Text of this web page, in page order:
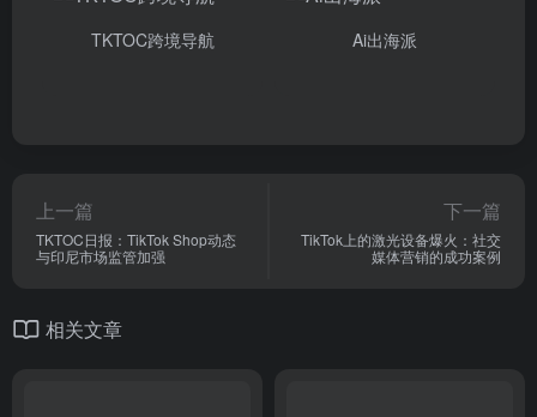
TKTOC跨境导航 Ai出海派
上一篇
TKTOC日报：TikTok Shop动态
与印尼市场监管加强
下一篇
TikTok上的激光设备爆火：社交
媒体营销的成功案例
相关文章